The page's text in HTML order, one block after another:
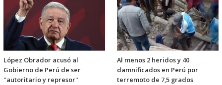
López Obrador acusó al
Gobierno de Perú de ser
"autoritario y represor"
Al menos 2 heridos y 40
damnificados en Perú por
terremoto de 7,5 grados